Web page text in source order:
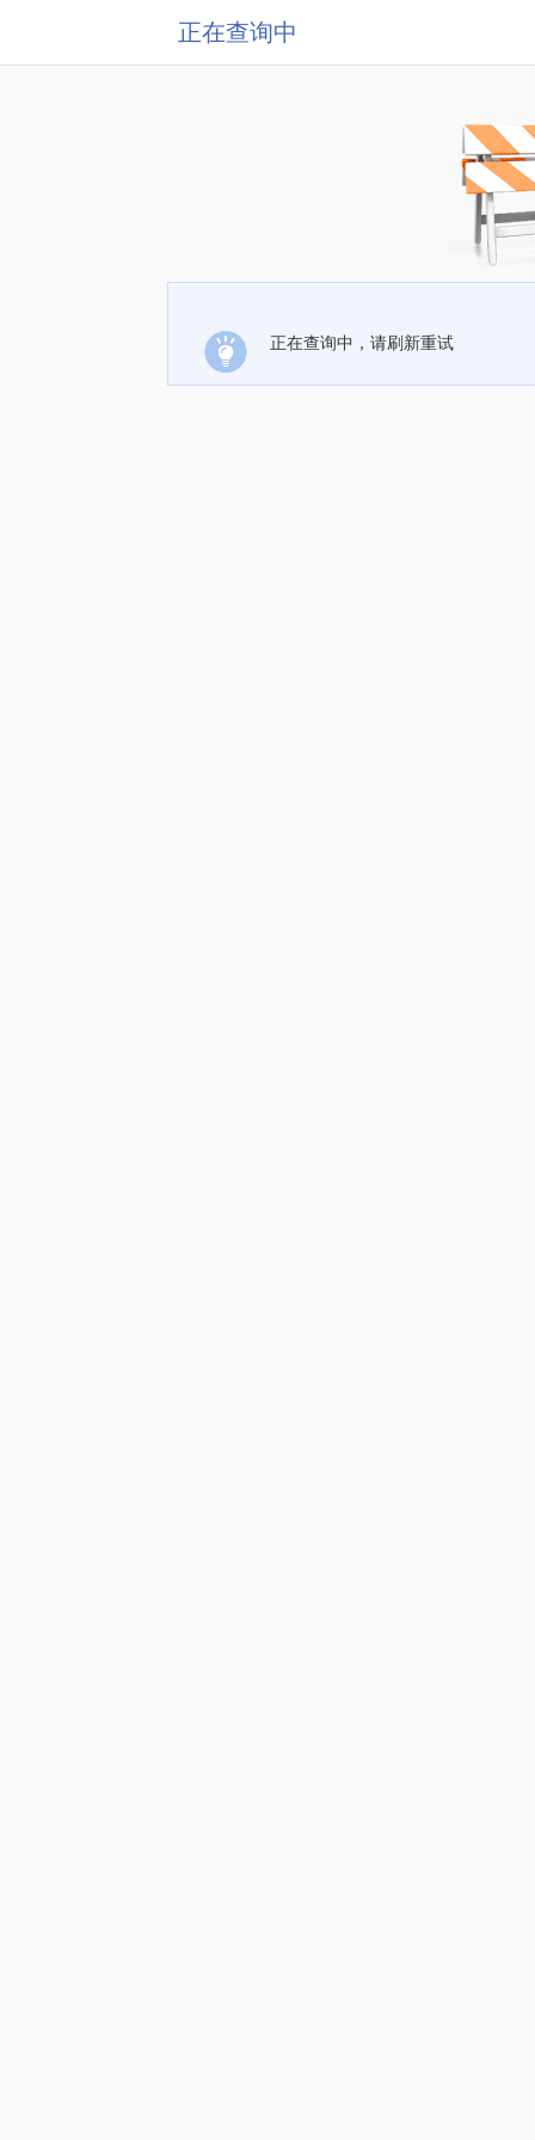
正在查询中
正在查询中，请刷新重试